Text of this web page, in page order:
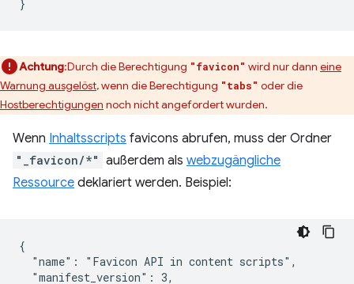
Achtung:Durch die Berechtigung "favicon" wird nur dann eine
Warnung ausgelöst, wenn die Berechtigung "tabs" oder die
Hostberechtigungen noch nicht angefordert wurden.
Wenn Inhaltsscripts favicons abrufen, muss der Ordner
"_favicon/*" außerdem als webzugängliche
Ressource deklariert werden. Beispiel:
{
  "name": "Favicon API in content scripts",
  "manifest_version": 3,